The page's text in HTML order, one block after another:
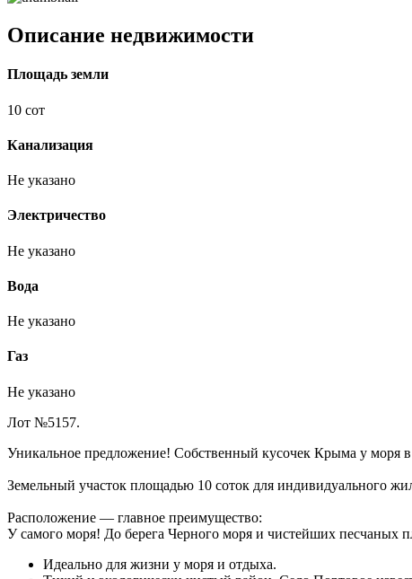
Описание недвижимости
Площадь земли
10 сот
Канализация
Не указано
Электричество
Не указано
Вода
Не указано
Газ
Не указано
Лот №5157.
Уникальное предложение! Собственный кусочек Крыма у моря
Земельный участок площадью 10 соток для индивидуального
Расположение — главное преимущество:
У самого моря! До берега Черного моря и чистейших песчаных
Идеально для жизни у моря и отдыха.